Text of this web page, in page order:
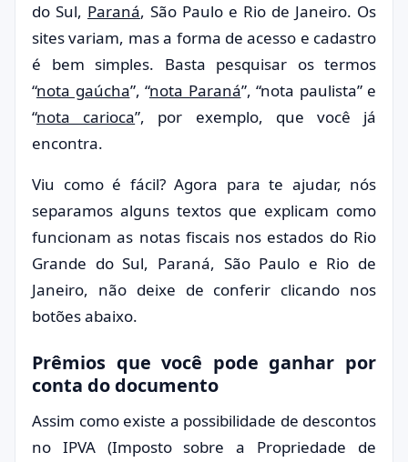
do Sul, Paraná, São Paulo e Rio de Janeiro. Os
sites variam, mas a forma de acesso e cadastro
é bem simples. Basta pesquisar os termos
“nota gaúcha”, “nota Paraná”, “nota paulista” e
“nota carioca”, por exemplo, que você já
encontra.
Viu como é fácil? Agora para te ajudar, nós
separamos alguns textos que explicam como
funcionam as notas fiscais nos estados do Rio
Grande do Sul, Paraná, São Paulo e Rio de
Janeiro, não deixe de conferir clicando nos
botões abaixo.
Prêmios que você pode ganhar por
conta do documento
Assim como existe a possibilidade de descontos
no IPVA (Imposto sobre a Propriedade de